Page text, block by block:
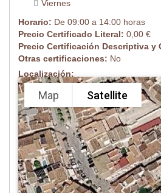
Viernes
Horario: De 09:00 a 14:00 horas
Precio Certificado Literal: 0,00 €
Precio Certificación Descriptiva y
Otras certificaciones: No
Localización:
Map Satellite